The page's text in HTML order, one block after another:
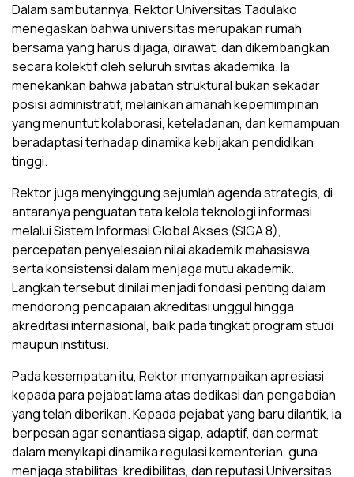
Dalam sambutannya, Rektor Universitas Tadulako
menegaskan bahwa universitas merupakan rumah
bersama yang harus dijaga, dirawat, dan dikembangkan
secara kolektif oleh seluruh sivitas akademika. Ia
menekankan bahwa jabatan struktural bukan sekadar
posisi administratif, melainkan amanah kepemimpinan
yang menuntut kolaborasi, keteladanan, dan kemampuan
beradaptasi terhadap dinamika kebijakan pendidikan
tinggi.
Rektor juga menyinggung sejumlah agenda strategis, di
antaranya penguatan tata kelola teknologi informasi
melalui Sistem Informasi Global Akses (SIGA 8),
percepatan penyelesaian nilai akademik mahasiswa,
serta konsistensi dalam menjaga mutu akademik.
Langkah tersebut dinilai menjadi fondasi penting dalam
mendorong pencapaian akreditasi unggul hingga
akreditasi internasional, baik pada tingkat program studi
maupun institusi.
Pada kesempatan itu, Rektor menyampaikan apresiasi
kepada para pejabat lama atas dedikasi dan pengabdian
yang telah diberikan. Kepada pejabat yang baru dilantik, ia
berpesan agar senantiasa sigap, adaptif, dan cermat
dalam menyikapi dinamika regulasi kementerian, guna
menjaga stabilitas, kredibilitas, dan reputasi Universitas